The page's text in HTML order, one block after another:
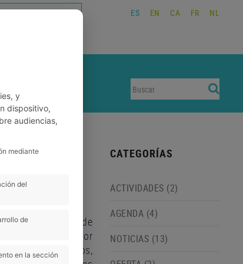
ES EN CA FR NL
para disfrutar de
la zona. Alrededor
de colores cálidos,
CATEGORÍAS
ACTIVIDADES (2)
AGENDA (4)
NOTICIAS (13)
y
dispositivo,
audiencias,
mediante
del
de
en la sección